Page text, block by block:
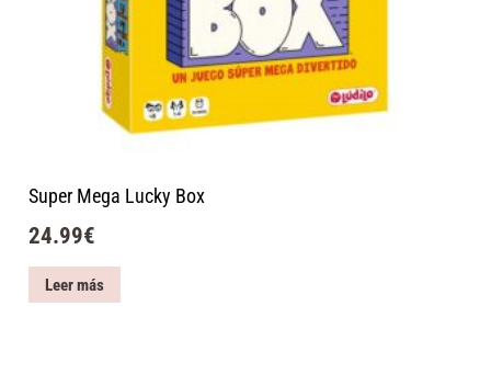
Super Mega Lucky Box
24.99€
Leer más